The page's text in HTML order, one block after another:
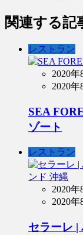
関連する記
レストラン
2020年
2020年
SEA
ゾート
レストラン
2020年
2020年
セラーレ |